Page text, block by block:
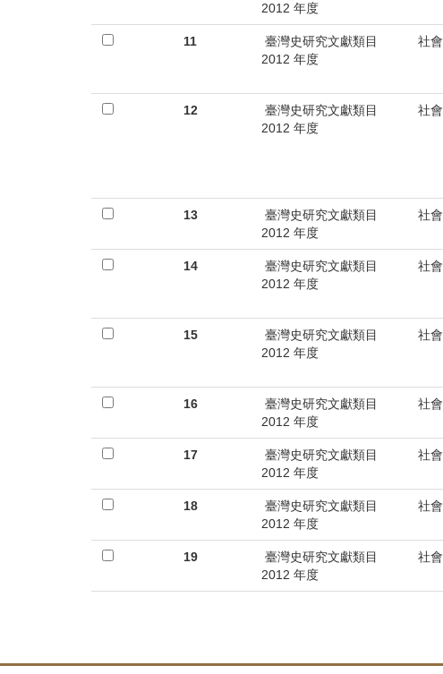
2012 年度
11
臺灣史研究文獻類目
2012 年度
社會
12
臺灣史研究文獻類目
2012 年度
社會
13
臺灣史研究文獻類目
2012 年度
社會
14
臺灣史研究文獻類目
2012 年度
社會
15
臺灣史研究文獻類目
2012 年度
社會
16
臺灣史研究文獻類目
2012 年度
社會
17
臺灣史研究文獻類目
2012 年度
社會
18
臺灣史研究文獻類目
2012 年度
社會
19
臺灣史研究文獻類目
2012 年度
社會